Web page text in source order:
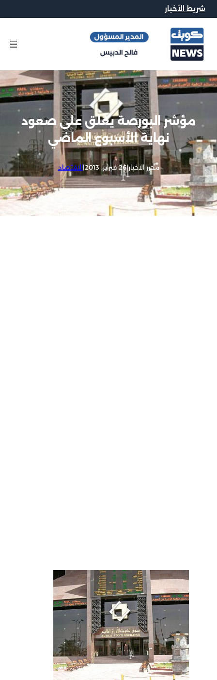
شريط الأخبار
مؤشر البورصة يغلق على صعود
نهاية الأسبوع الماضي
محرر الاخبار|26 فبراير, 2013 |الاقتصاد